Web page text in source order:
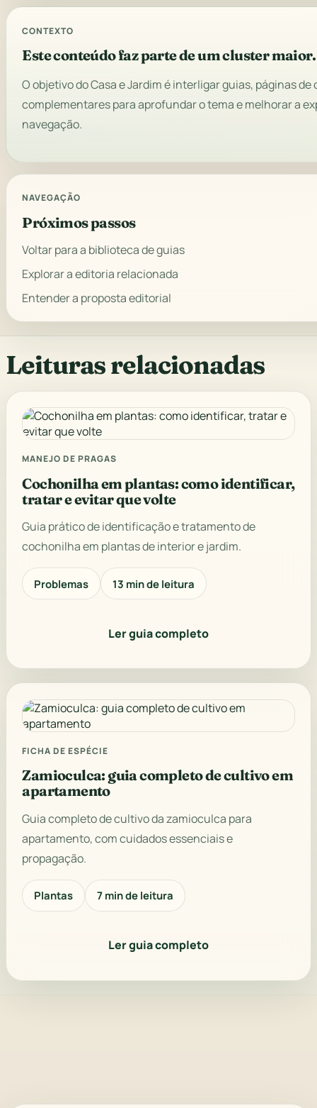
CONTEXTO
Este conteúdo faz parte de um cluster maior.
O objetivo do Casa e Jardim é interligar guias, páginas
complementares para aprofundar o tema e melhorar a
navegação.
NAVEGAÇÃO
Próximos passos
Voltar para a biblioteca de guias
Explorar a editoria relacionada
Entender a proposta editorial
Leituras relacionadas
MANEJO DE PRAGAS
Cochonilha em plantas: como identificar,
tratar e evitar que volte
Guia prático de identificação e tratamento de
cochonilha em plantas de interior e jardim.
Problemas 13 min de leitura
Ler guia completo
FICHA DE ESPÉCIE
Zamioculca: guia completo de cultivo em
apartamento
Guia completo de cultivo da zamioculca para
apartamento, com cuidados essenciais e
propagação.
Plantas 7 min de leitura
Ler guia completo